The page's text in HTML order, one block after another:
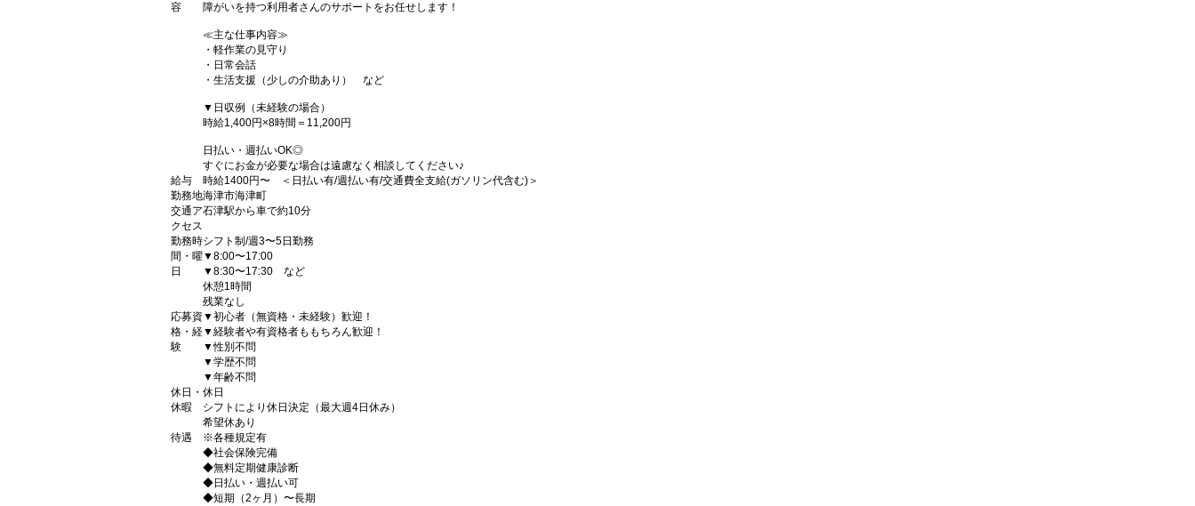
容
障がいを持つ利用者さんのサポートをお任せします！
≪主な仕事内容≫
・軽作業の見守り
・日常会話
・生活支援（少しの介助あり） など
▼日収例（未経験の場合）
時給1,400円×8時間＝11,200円
日払い・週払いOK◎
すぐにお金が必要な場合は遠慮なく相談してください♪
給与
時給1400円〜 ＜日払い有/週払い有/交通費全支給(ガソリン代含む)＞
勤務地海津市海津町
交通ア
クセス
石津駅から車で約10分
勤務時
間・曜
日
シフト制/週3〜5日勤務
▼8:00〜17:00
▼8:30〜17:30 など
休憩1時間
残業なし
応募資
格・経
験
▼初心者（無資格・未経験）歓迎！
▼経験者や有資格者ももちろん歓迎！
▼性別不問
▼学歴不問
▼年齢不問
休日・
休暇
休日
シフトにより休日決定（最大週4日休み）
希望休あり
待遇
※各種規定有
◆社会保険完備
◆無料定期健康診断
◆日払い・週払い可
◆短期（2ヶ月）〜長期